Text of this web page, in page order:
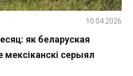
як беларуская
мексіканскі серыял
10.04.2026